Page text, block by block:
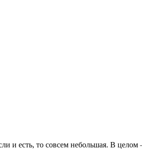
и есть, то совсем небольшая. В целом